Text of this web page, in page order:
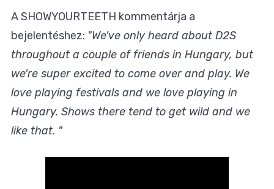
A SHOWYOURTEETH kommentárja a
bejelentéshez: "We've only heard about D2S
throughout a couple of friends in Hungary, but
we're super excited to come over and play. We
love playing festivals and we love playing in
Hungary. Shows there tend to get wild and we
like that. "